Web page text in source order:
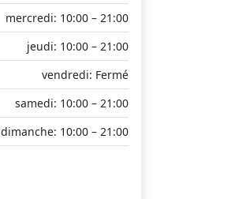
mercredi: 10:00 – 21:00
jeudi: 10:00 – 21:00
vendredi: Fermé
samedi: 10:00 – 21:00
dimanche: 10:00 – 21:00